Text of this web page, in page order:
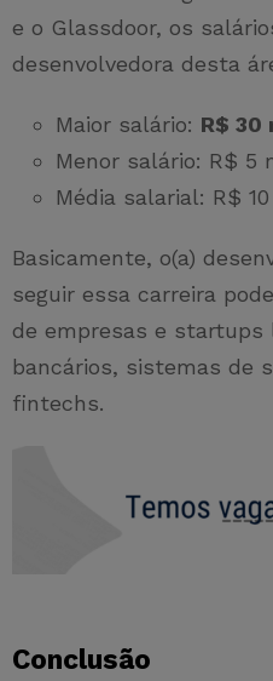
e o Glassdoor, os
desenvolvedora desta
Maior salário: R$ 30
Menor salário: R$ 5
Média salarial: R$
Basicamente, o(a)
seguir essa carreira
de empresas e startups
bancários, sistemas de
fintechs.
Conclusão